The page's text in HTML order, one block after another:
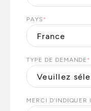
PAYS*
TYPE DE DEMANDE *
MERCI D'INDIQUER